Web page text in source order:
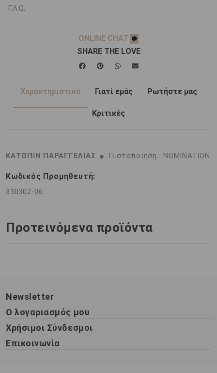
F.A.Q.
ONLINE CHAT
SHARE THE LOVE
Χαρακτηριστικά Γιατί εμάς Ρωτήστε μας
Κριτικές
ΚΑΤΟΠΙΝ ΠΑΡΑΓΓΕΛΙΑΣ Πιστοποίηση : NOMINATION
Κωδικός Προμηθευτή:
330302-06
Προτεινόμενα προϊόντα
Newsletter
Ο λογαριασμός μου
Χρήσιμοι Σύνδεσμοι
Επικοινωνία